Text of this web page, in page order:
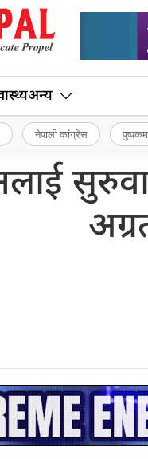
अन्य
नेपाली कांग्रेस